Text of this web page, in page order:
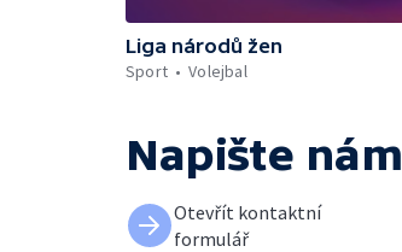
Liga národů žen
Sport
Volejbal
Napište nám
Otevřít kontaktní
formulář